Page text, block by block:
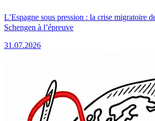
L’Espagne sous pression : la crise migratoire
Schengen à l’épreuve
31.07.2026